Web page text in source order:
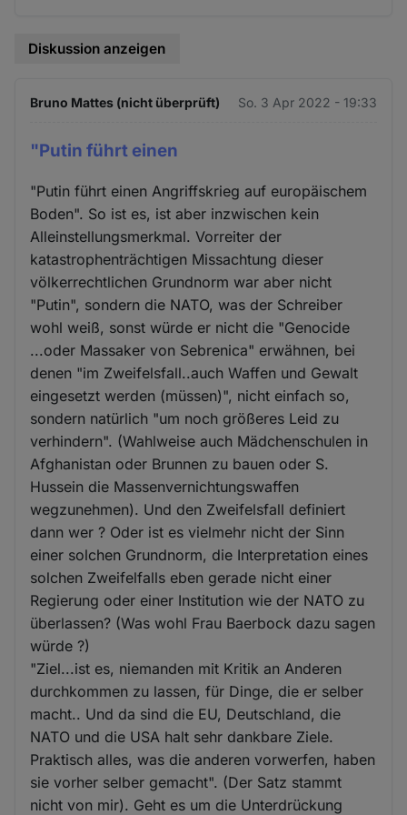
Diskussion anzeigen
Bruno Mattes (nicht überprüft) So. 3 Apr 2022 - 19:33
"Putin führt einen
"Putin führt einen Angriffskrieg auf europäischem
Boden". So ist es, ist aber inzwischen kein
Alleinstellungsmerkmal. Vorreiter der
katastrophenträchtigen Missachtung dieser
völkerrechtlichen Grundnorm war aber nicht
"Putin", sondern die NATO, was der Schreiber
wohl weiß, sonst würde er nicht die "Genocide
...oder Massaker von Sebrenica" erwähnen, bei
denen "im Zweifelsfall..auch Waffen und Gewalt
eingesetzt werden (müssen)", nicht einfach so,
sondern natürlich "um noch größeres Leid zu
verhindern". (Wahlweise auch Mädchenschulen in
Afghanistan oder Brunnen zu bauen oder S.
Hussein die Massenvernichtungswaffen
wegzunehmen). Und den Zweifelsfall definiert
dann wer ? Oder ist es vielmehr nicht der Sinn
einer solchen Grundnorm, die Interpretation eines
solchen Zweifelfalls eben gerade nicht einer
Regierung oder einer Institution wie der NATO zu
überlassen? (Was wohl Frau Baerbock dazu sagen
würde ?)
"Ziel...ist es, niemanden mit Kritik an Anderen
durchkommen zu lassen, für Dinge, die er selber
macht.. Und da sind die EU, Deutschland, die
NATO und die USA halt sehr dankbare Ziele.
Praktisch alles, was die anderen vorwerfen, haben
sie vorher selber gemacht". (Der Satz stammt
nicht von mir). Geht es um die Unterdrückung